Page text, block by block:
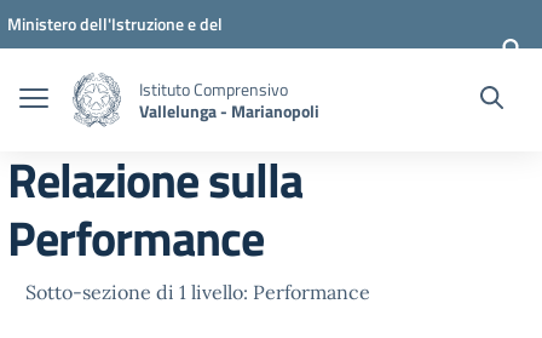
Vai ai contenuti
Vai al menu di navigazione
Vai al footer
Ministero dell'Istruzione e del
Istituto Comprensivo
Vallelunga - Marianopoli
Relazione sulla
Performance
Sotto-sezione di 1 livello: Performance